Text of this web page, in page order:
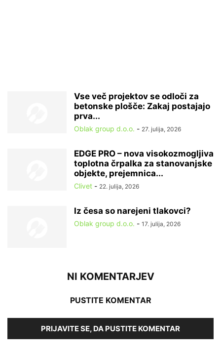
Vse več projektov se odloči za
betonske plošče: Zakaj postajajo
prva...
Oblak group d.o.o. - 27. julija, 2026
EDGE PRO – nova visokozmogljiva
toplotna črpalka za stanovanjske
objekte, prejemnica...
Clivet - 22. julija, 2026
Iz česa so narejeni tlakovci?
Oblak group d.o.o. - 17. julija, 2026
NI KOMENTARJEV
PUSTITE KOMENTAR
PRIJAVITE SE, DA PUSTITE KOMENTAR